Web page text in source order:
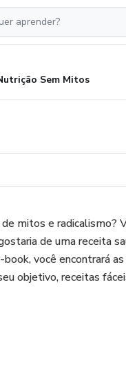
Sem Mitos
mitos e radicalismo?
de uma receita
você encontrará
objetivo, receitas